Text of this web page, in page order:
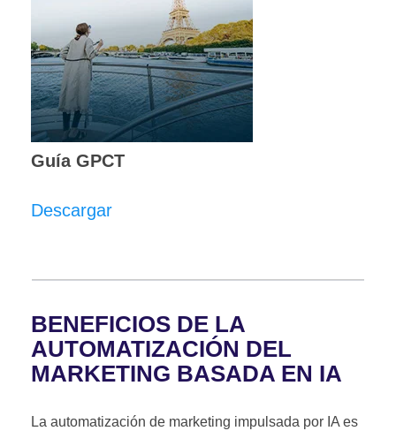
Guía GPCT
Descargar
BENEFICIOS DE LA
AUTOMATIZACIÓN DEL
MARKETING BASADA EN IA
La automatización de marketing impulsada por IA es